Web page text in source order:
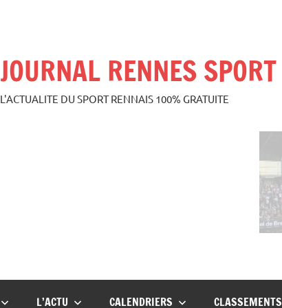
JOURNAL RENNES SPORT
L'ACTUALITE DU SPORT RENNAIS 100% GRATUITE
L’ACTU CALENDRIERS CLASSEMENTS